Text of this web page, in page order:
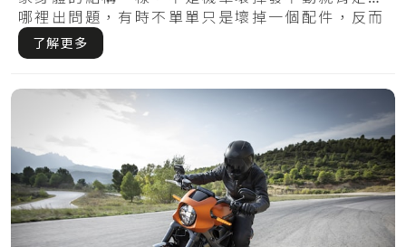
哪裡出問題，有時不單單只是壞掉一個配件，反而
需有.....
了解更多